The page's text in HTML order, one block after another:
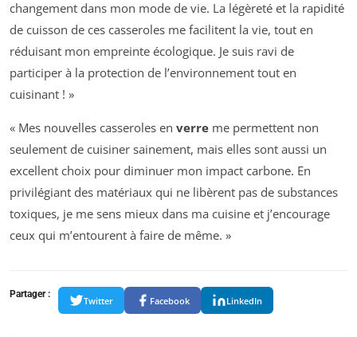
changement dans mon mode de vie. La légèreté et la rapidité
de cuisson de ces casseroles me facilitent la vie, tout en
réduisant mon empreinte écologique. Je suis ravi de
participer à la protection de l’environnement tout en
cuisinant ! »
« Mes nouvelles casseroles en verre me permettent non
seulement de cuisiner sainement, mais elles sont aussi un
excellent choix pour diminuer mon impact carbone. En
privilégiant des matériaux qui ne libèrent pas de substances
toxiques, je me sens mieux dans ma cuisine et j’encourage
ceux qui m’entourent à faire de même. »
Partager :
Twitter Facebook LinkedIn